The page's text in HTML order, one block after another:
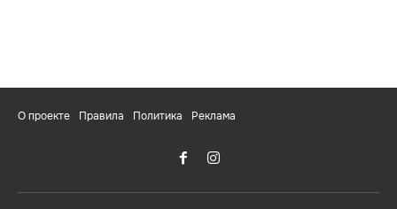
О проекте Правила Политика Реклама